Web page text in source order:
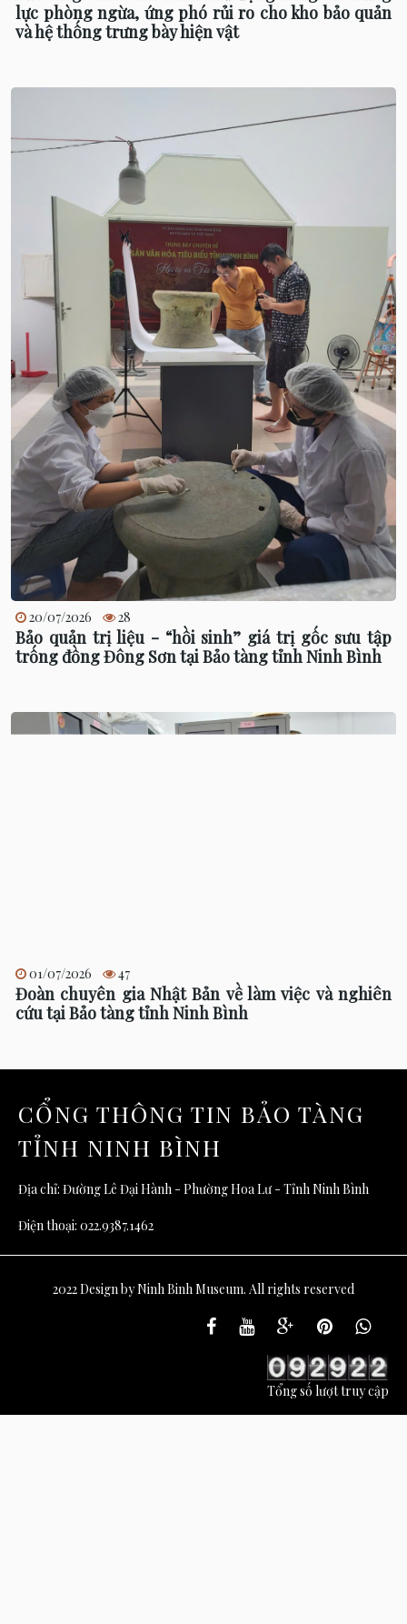
lực phòng ngừa, ứng phó rủi ro cho kho bảo quản
và hệ thống trưng bày hiện vật
20/07/2026 28
Bảo quản trị liệu - “hồi sinh” giá trị gốc sưu tập
trống đồng Đông Sơn tại Bảo tàng tỉnh Ninh Bình
01/07/2026 47
Đoàn chuyên gia Nhật Bản về làm việc và nghiên
cứu tại Bảo tàng tỉnh Ninh Bình
CỔNG THÔNG TIN BẢO TÀNG
TỈNH NINH BÌNH
Địa chỉ: Đường Lê Đại Hành - Phường Hoa Lư - Tỉnh Ninh Bình
Điện thoại: 022.9387.1462
2022 Design by Ninh Binh Museum. All rights reserved
Tổng số lượt truy cập